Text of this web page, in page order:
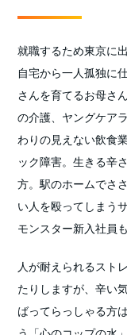
就職するため東京に
自宅から一人孤独に
さんを育てるお母さ
の介護、ヤングケア
わりの見えない飲食
ック障害。生きる辛
方。駅のホームでさ
い人を殴ってしまう
モンスター新入社員
人が耐えられるスト
たりしますが、辛い
ばってらっしゃる方